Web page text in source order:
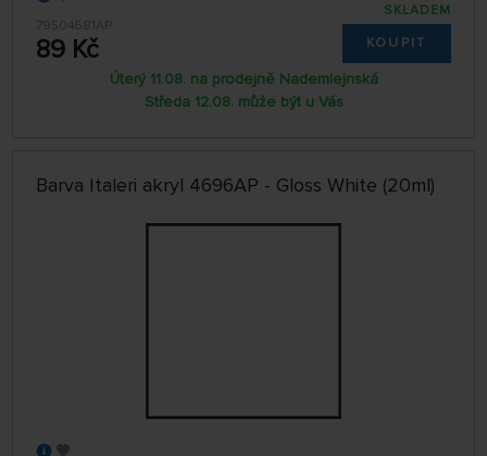
79504681AP
89 Kč
SKLADEM
KOUPIT
Úterý 11.08. na prodejně Nademlejnská
Středa 12.08. může být u Vás
Barva Italeri akryl 4696AP - Gloss White (20ml)